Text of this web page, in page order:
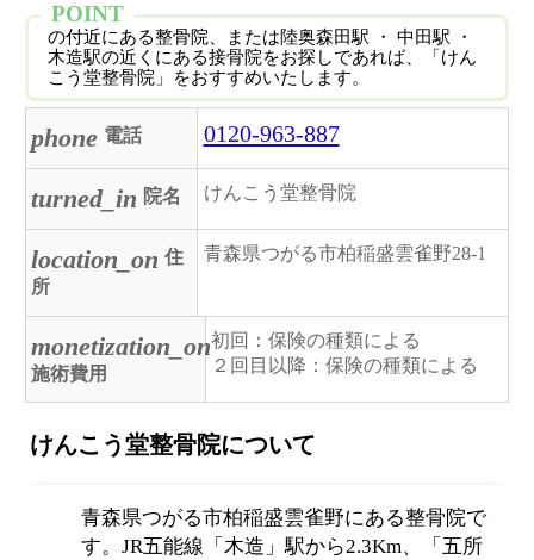
POINT
の付近にある整骨院、または陸奥森田駅 ・ 中田駅 ・
木造駅の近くにある接骨院をお探しであれば、「けん
こう堂整骨院」をおすすめいたします。
phone 電話 0120-963-887
turned_in 院名 けんこう堂整骨院
location_on 住
所
青森県つがる市柏稲盛雲雀野28-1
monetization_on
施術費用
初回：保険の種類による
２回目以降：保険の種類による
けんこう堂整骨院について
青森県つがる市柏稲盛雲雀野にある整骨院で
す。JR五能線「木造」駅から2.3Km、「五所